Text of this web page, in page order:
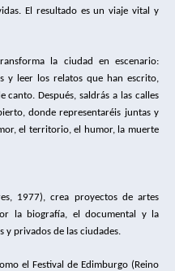
El resultado es un viaje vital y
la ciudad en escenario:
y leer los relatos que han escrito,
Después, saldrás a las calles
donde representaréis juntas y
el territorio, el humor, la muerte
1977), crea proyectos de artes
la biografía, el documental y la
privados de las ciudades.
el Festival de Edimburgo (Reino